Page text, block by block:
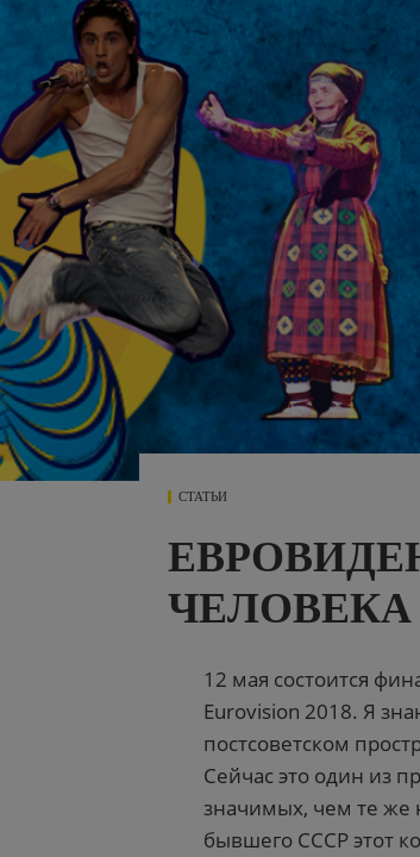
СТАТЬИ
ЧЕЛОВЕКА
12 мая состоится
Eurovision 2018. Я
постсоветском
Сейчас это один из
значимых, чем те же
бывшего СССР этот